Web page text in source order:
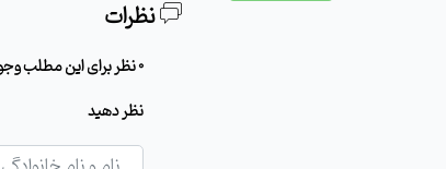
نظرات
0 نظر برای این مطلب وجود دارد
نظر دهید